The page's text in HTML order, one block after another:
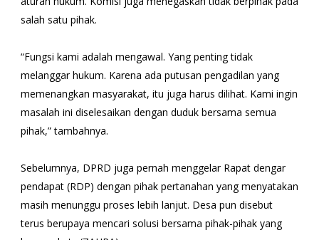
salah satu pihak.
“Fungsi kami adalah mengawal. Yang penting tidak
melanggar hukum. Karena ada putusan pengadilan yang
memenangkan masyarakat, itu juga harus dilihat. Kami ingin
masalah ini diselesaikan dengan duduk bersama semua
pihak,” tambahnya.
Sebelumnya, DPRD juga pernah menggelar Rapat dengar
pendapat (RDP) dengan pihak pertanahan yang menyatakan
masih menunggu proses lebih lanjut. Desa pun disebut
terus berupaya mencari solusi bersama pihak-pihak yang